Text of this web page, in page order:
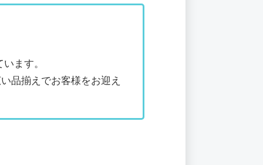
ます。
品揃えでお客様をお迎え